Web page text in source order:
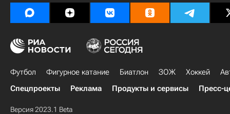
Футбол Фигурное катание Биатлон ЗОЖ Хоккей
Спецпроекты
Реклама Продукты и сервисы Пресс-
Версия 2023.1 Beta